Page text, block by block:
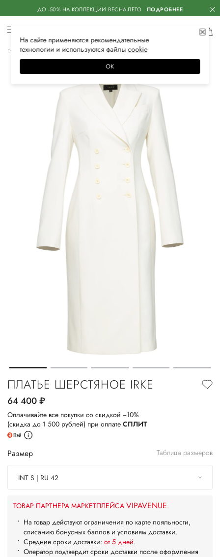
ДО -50% НА КОЛЛЕКЦИИ ВЕСНА-ЛЕТО ПОДРОБНЕЕ
Главная Женская Одежда Платья Повседневные
ПЛАТЬЕ ШЕРСТЯНОЕ IRKE
64 400руб.
Оплачивайте все покупки со скидкой −10%
(скидка до 1 500 рублей) при оплате СПЛИТ
Размер Таблица размеров
INT S | RU 42
ТОВАР ПАРТНЕРА МАРКЕТПЛЕЙСА VIPAVENUE.
На товар действуют ограничения по карте лояльности,
списанию бонусных баллов и условиям доставки.
Средние сроки доставки: от 5 дней.
Оператор подтвердит сроки доставки после оформления
На сайте применяются рекомендательные
технологии и используются файлысооkiе
ОК